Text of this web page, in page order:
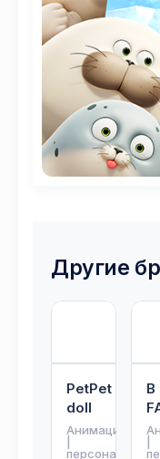
Другие
PetPet
doll
Анимация
персонажи
B